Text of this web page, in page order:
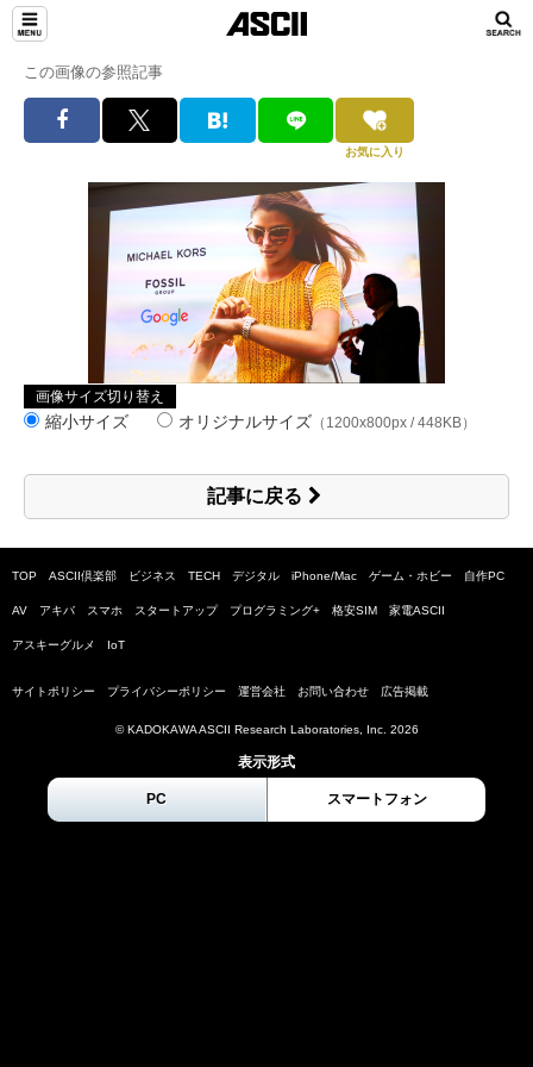
この画像の参照記事
お気に入り
画像サイズ切り替え
縮小サイズ オリジナルサイズ （1200x800px / 448KB）
記事に戻る
TOP ASCII倶楽部 ビジネス TECH デジタル iPhone/Mac ゲーム・ホビー 自作PC
AV アキバ スマホ スタートアップ プログラミング+ 格安SIM 家電ASCII
アスキーグルメ IoT
サイトポリシー プライバシーポリシー 運営会社 お問い合わせ 広告掲載
© KADOKAWA ASCII Research Laboratories, Inc. 2026
表示形式
PC スマートフォン